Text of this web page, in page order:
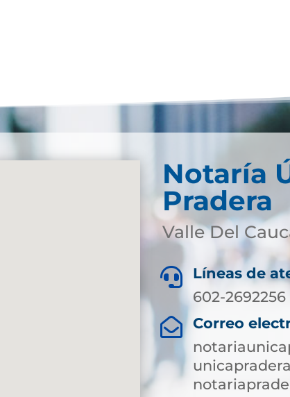
Notaría
Pradera
Valle Del

Líneas de
602-2692256

Correo